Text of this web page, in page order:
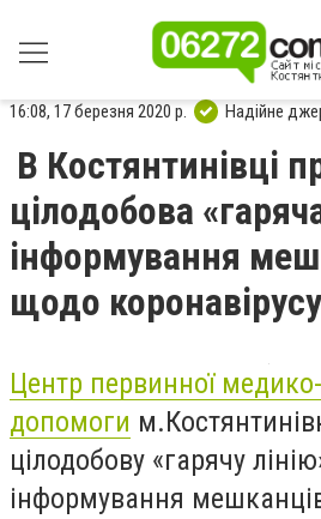
16:08, 17 березня 2020 р. Надійне
В Костянтинівці
цілодобова
інформування
щодо коронавірусу
Центр первинної медико-
допомоги
цілодобову «гарячу
інформування